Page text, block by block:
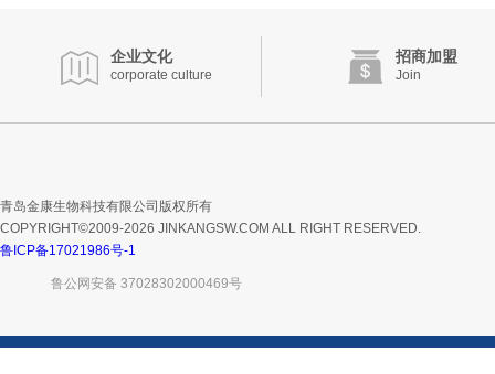
企业文化
corporate culture
招商加盟
Join
青岛金康生物科技有限公司版权所有
COPYRIGHT©2009-2026 JINKANGSW.COM ALL RIGHT RESERVED.
鲁ICP备17021986号-1
鲁公网安备 37028302000469号